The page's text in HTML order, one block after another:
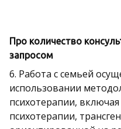
Про количество
запросом
6. Работа с семьей
использовании
психотерапии,
психотерапии,